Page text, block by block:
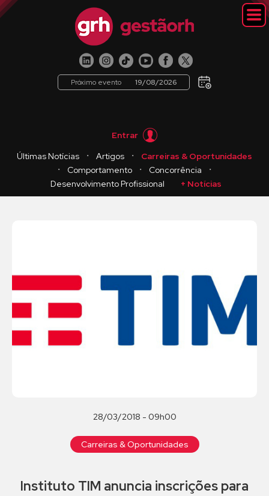
Próximo evento 19/08/2026
Entrar
Últimas Notícias
・ Artigos ・
Carreiras & Oportunidades
・
Comportamento ・ Concorrência
・
Desenvolvimento Profissional
+ Notícias
28/03/2018 - 09h00
Carreiras & Oportunidades
Instituto TIM anuncia inscrições para